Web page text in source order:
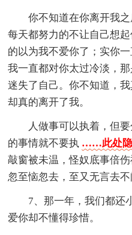
你不知道在你离开我
每天都努力的不让自己想
的以为我不爱你了；实你
我一直都对你太过冷淡，
迷失了自己。你不知道，
却真的离开了我。
人做事可以执着，但
的事情就不要执 ……此处
敲窗被未温，怪奴底事倍
忽至恼忽去，至又无言去不
7、那一年，我们都还
爱你却不懂得珍惜。